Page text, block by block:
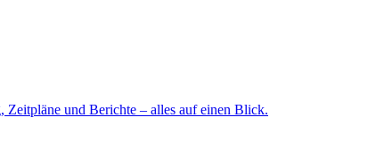
Zeitpläne und Berichte – alles auf einen Blick.